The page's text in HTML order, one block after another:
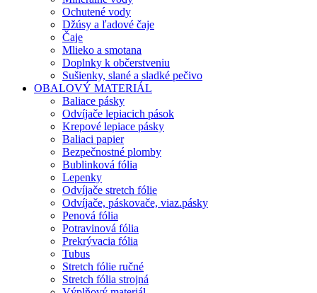
Ochutené vody
Džúsy a ľadové čaje
Čaje
Mlieko a smotana
Doplnky k občerstveniu
Sušienky, slané a sladké pečivo
OBALOVÝ MATERIÁL
Baliace pásky
Odvíjače lepiacich pások
Krepové lepiace pásky
Baliaci papier
Bezpečnostné plomby
Bublinková fólia
Lepenky
Odvíjače stretch fólie
Odvíjače, páskovače, viaz.pásky
Penová fólia
Potravinová fólia
Prekrývacia fólia
Tubus
Stretch fólie ručné
Stretch fólia strojná